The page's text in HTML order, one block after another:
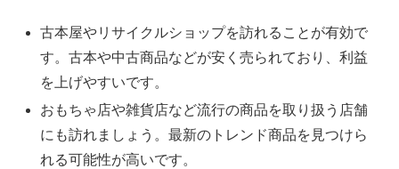
古本屋やリサイクルショップを訪れることが有効で
す。古本や中古商品などが安く売られており、利益
を上げやすいです。
おもちゃ店や雑貨店など流行の商品を取り扱う店舗
にも訪れましょう。最新のトレンド商品を見つけら
れる可能性が高いです。